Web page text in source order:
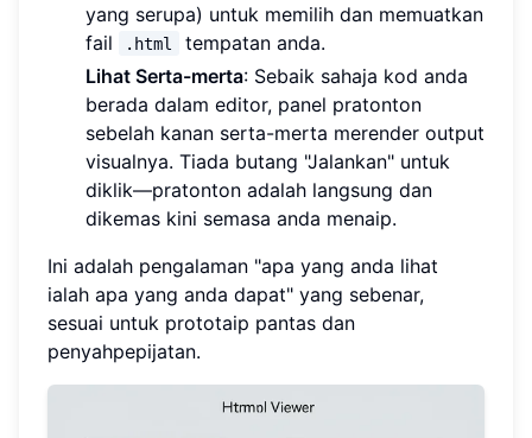
yang serupa) untuk memilih dan memuatkan
fail
.html
tempatan anda.
Lihat Serta-merta: Sebaik sahaja kod anda
berada dalam editor, panel pratonton
sebelah kanan serta-merta merender output
visualnya. Tiada butang "Jalankan" untuk
diklik—pratonton adalah langsung dan
dikemas kini semasa anda menaip.
Ini adalah pengalaman "apa yang anda lihat
ialah apa yang anda dapat" yang sebenar,
sesuai untuk prototaip pantas dan
penyahpepijatan.